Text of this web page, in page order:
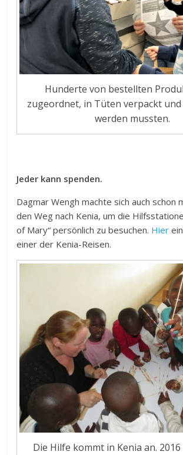
Hunderte von bestellten
zugeordnet, in Tüten verpackt
werden mussten.
Jeder kann spenden.
Dagmar Wengh machte sich auch schon
den Weg nach Kenia, um die
of Mary“ persönlich zu besuchen. Hier
einer der Kenia-Reisen.
Die Hilfe kommt in Kenia an.